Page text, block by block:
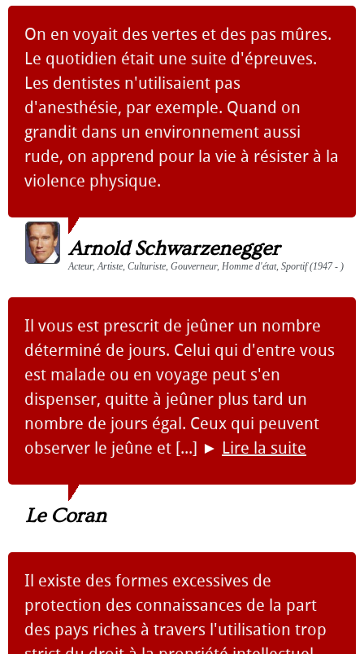
On en voyait des vertes et des pas mûres.
Le quotidien était une suite d'épreuves.
Les dentistes n'utilisaient pas
d'anesthésie, par exemple. Quand on
grandit dans un environnement aussi
rude, on apprend pour la vie à résister à la
violence physique.
Arnold Schwarzenegger
Acteur, Artiste, Culturiste, Gouverneur, Homme d'état, Sportif (1947 - )
Il vous est prescrit de jeûner un nombre
déterminé de jours. Celui qui d'entre vous
est malade ou en voyage peut s'en
dispenser, quitte à jeûner plus tard un
nombre de jours égal. Ceux qui peuvent
observer le jeûne et [...] ► Lire la suite
Le Coran
Il existe des formes excessives de
protection des connaissances de la part
des pays riches à travers l'utilisation trop